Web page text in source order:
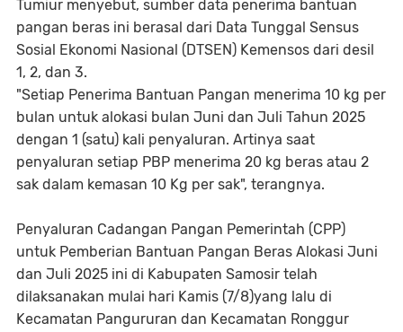
Tumiur menyebut, sumber data penerima bantuan
pangan beras ini berasal dari Data Tunggal Sensus
Sosial Ekonomi Nasional (DTSEN) Kemensos dari desil
1, 2, dan 3.
"Setiap Penerima Bantuan Pangan menerima 10 kg per
bulan untuk alokasi bulan Juni dan Juli Tahun 2025
dengan 1 (satu) kali penyaluran. Artinya saat
penyaluran setiap PBP menerima 20 kg beras atau 2
sak dalam kemasan 10 Kg per sak", terangnya.
Penyaluran Cadangan Pangan Pemerintah (CPP)
untuk Pemberian Bantuan Pangan Beras Alokasi Juni
dan Juli 2025 ini di Kabupaten Samosir telah
dilaksanakan mulai hari Kamis (7/8)yang lalu di
Kecamatan Pangururan dan Kecamatan Ronggur